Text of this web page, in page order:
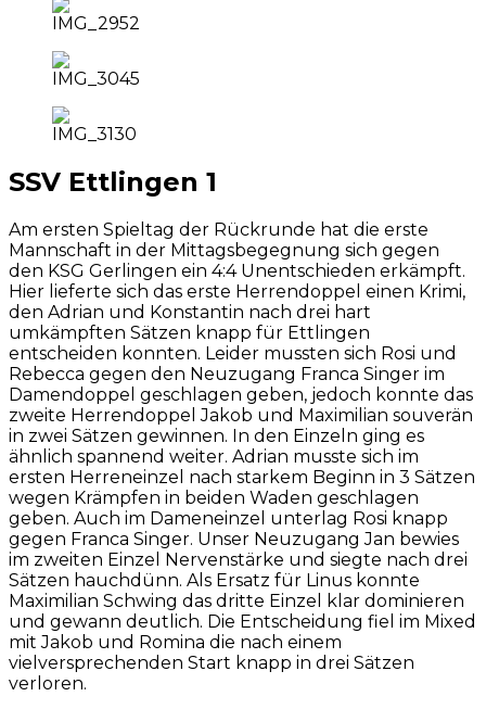
SSV Ettlingen 1
Am ersten Spieltag der Rückrunde hat die erste
Mannschaft in der Mittagsbegegnung sich gegen
den KSG Gerlingen ein 4:4 Unentschieden erkämpft.
Hier lieferte sich das erste Herrendoppel einen Krimi,
den Adrian und Konstantin nach drei hart
umkämpften Sätzen knapp für Ettlingen
entscheiden konnten. Leider mussten sich Rosi und
Rebecca gegen den Neuzugang Franca Singer im
Damendoppel geschlagen geben, jedoch konnte das
zweite Herrendoppel Jakob und Maximilian souverän
in zwei Sätzen gewinnen. In den Einzeln ging es
ähnlich spannend weiter. Adrian musste sich im
ersten Herreneinzel nach starkem Beginn in 3 Sätzen
wegen Krämpfen in beiden Waden geschlagen
geben. Auch im Dameneinzel unterlag Rosi knapp
gegen Franca Singer. Unser Neuzugang Jan bewies
im zweiten Einzel Nervenstärke und siegte nach drei
Sätzen hauchdünn. Als Ersatz für Linus konnte
Maximilian Schwing das dritte Einzel klar dominieren
und gewann deutlich. Die Entscheidung fiel im Mixed
mit Jakob und Romina die nach einem
vielversprechenden Start knapp in drei Sätzen
verloren.